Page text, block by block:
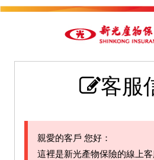
客服
親愛的客戶 您好：
這裡是新光產物保險的線上